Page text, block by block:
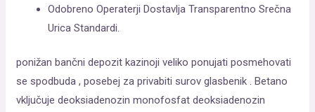
Odobreno Operaterji Dostavlja Transparentno Srečna
Urica Standardi.
ponižan bančni depozit kazinoji veliko ponujati posmehovati
se spodbuda , posebej za privabiti surov glasbenik . Betano
vključuje deoksiadenozin monofosfat deoksiadenozin